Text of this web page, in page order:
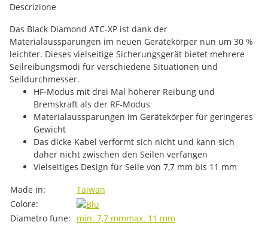
Descrizione
Das Black Diamond ATC-XP ist dank der
Materialaussparungen im neuen Gerätekörper nun um 30 %
leichter. Dieses vielseitige Sicherungsgerät bietet mehrere
Seilreibungsmodi für verschiedene Situationen und
Seildurchmesser.
HF-Modus mit drei Mal höherer Reibung und
Bremskraft als der RF-Modus
Materialaussparungen im Gerätekörper für geringeres
Gewicht
Das dicke Kabel verformt sich nicht und kann sich
daher nicht zwischen den Seilen verfangen
Vielseitiges Design für Seile von 7,7 mm bis 11 mm
#productDetails.itemInformation#
#productDetails.itemValue#
Made in:
Taiwan
Colore:
Diametro fune:
min. 7,7 mmmax. 11 mm